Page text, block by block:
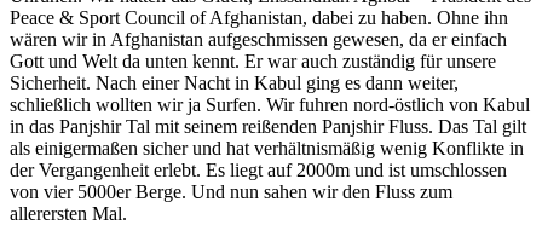
Peace & Sport Council of Afghanistan, dabei zu haben. Ohne ihn
wären wir in Afghanistan aufgeschmissen gewesen, da er einfach
Gott und Welt da unten kennt. Er war auch zuständig für unsere
Sicherheit. Nach einer Nacht in Kabul ging es dann weiter,
schließlich wollten wir ja Surfen. Wir fuhren nord-östlich von Kabul
in das Panjshir Tal mit seinem reißenden Panjshir Fluss. Das Tal gilt
als einigermaßen sicher und hat verhältnismäßig wenig Konflikte in
der Vergangenheit erlebt. Es liegt auf 2000m und ist umschlossen
von vier 5000er Berge. Und nun sahen wir den Fluss zum
allerersten Mal.